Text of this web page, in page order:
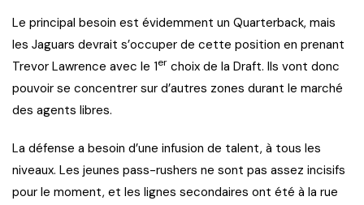
Le principal besoin est évidemment un Quarterback, mais
les Jaguars devrait s’occuper de cette position en prenant
Trevor Lawrence avec le 1er choix de la Draft. Ils vont donc
pouvoir se concentrer sur d’autres zones durant le marché
des agents libres.
La défense a besoin d’une infusion de talent, à tous les
niveaux. Les jeunes pass-rushers ne sont pas assez incisifs
pour le moment, et les lignes secondaires ont été à la rue